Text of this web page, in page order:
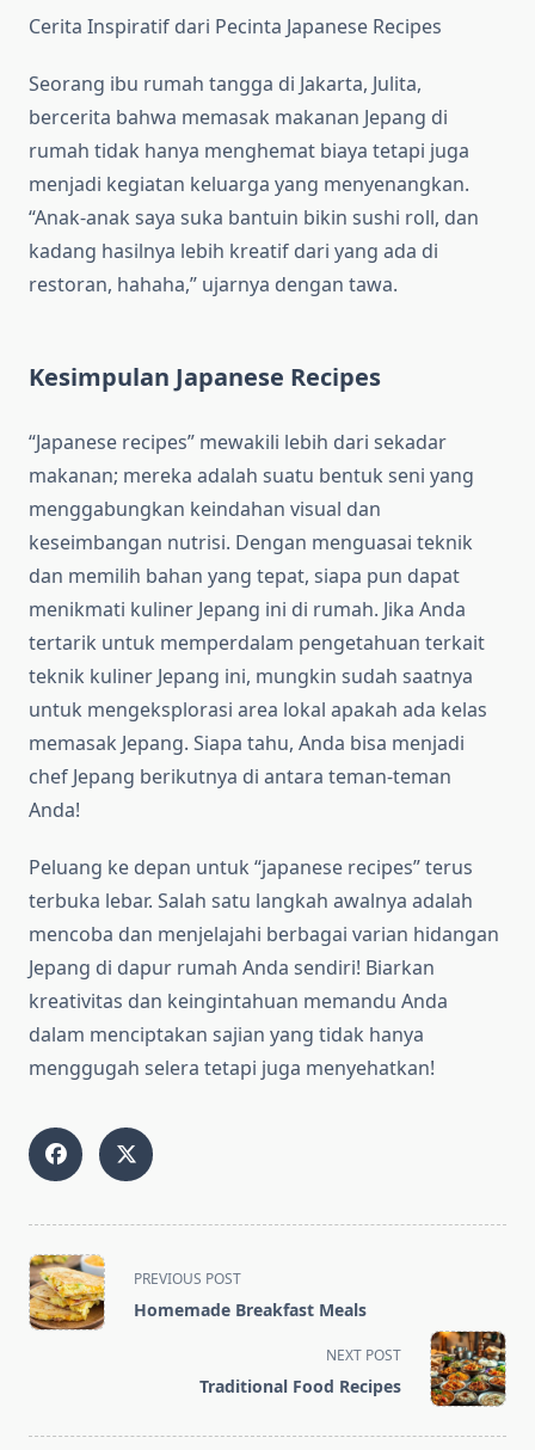
Cerita Inspiratif dari Pecinta Japanese Recipes
Seorang ibu rumah tangga di Jakarta, Julita,
bercerita bahwa memasak makanan Jepang di
rumah tidak hanya menghemat biaya tetapi juga
menjadi kegiatan keluarga yang menyenangkan.
“Anak-anak saya suka bantuin bikin sushi roll, dan
kadang hasilnya lebih kreatif dari yang ada di
restoran, hahaha,” ujarnya dengan tawa.
Kesimpulan Japanese Recipes
“Japanese recipes” mewakili lebih dari sekadar
makanan; mereka adalah suatu bentuk seni yang
menggabungkan keindahan visual dan
keseimbangan nutrisi. Dengan menguasai teknik
dan memilih bahan yang tepat, siapa pun dapat
menikmati kuliner Jepang ini di rumah. Jika Anda
tertarik untuk memperdalam pengetahuan terkait
teknik kuliner Jepang ini, mungkin sudah saatnya
untuk mengeksplorasi area lokal apakah ada kelas
memasak Jepang. Siapa tahu, Anda bisa menjadi
chef Jepang berikutnya di antara teman-teman
Anda!
Peluang ke depan untuk “japanese recipes” terus
terbuka lebar. Salah satu langkah awalnya adalah
mencoba dan menjelajahi berbagai varian hidangan
Jepang di dapur rumah Anda sendiri! Biarkan
kreativitas dan keingintahuan memandu Anda
dalam menciptakan sajian yang tidak hanya
menggugah selera tetapi juga menyehatkan!
<span
class="nav-
subtitle
PREVIOUS POST
Homemade Breakfast Meals
NEXT POST
Traditional Food Recipes